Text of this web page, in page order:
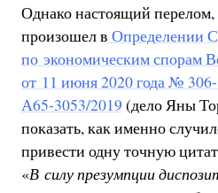
Однако настоящий перелом,
произошел в Определении
по экономическим спорам
от 11 июня 2020 года №
А65-3053/2019 (дело Яны
показать, как именно
привести одну точную
«В силу презумпции